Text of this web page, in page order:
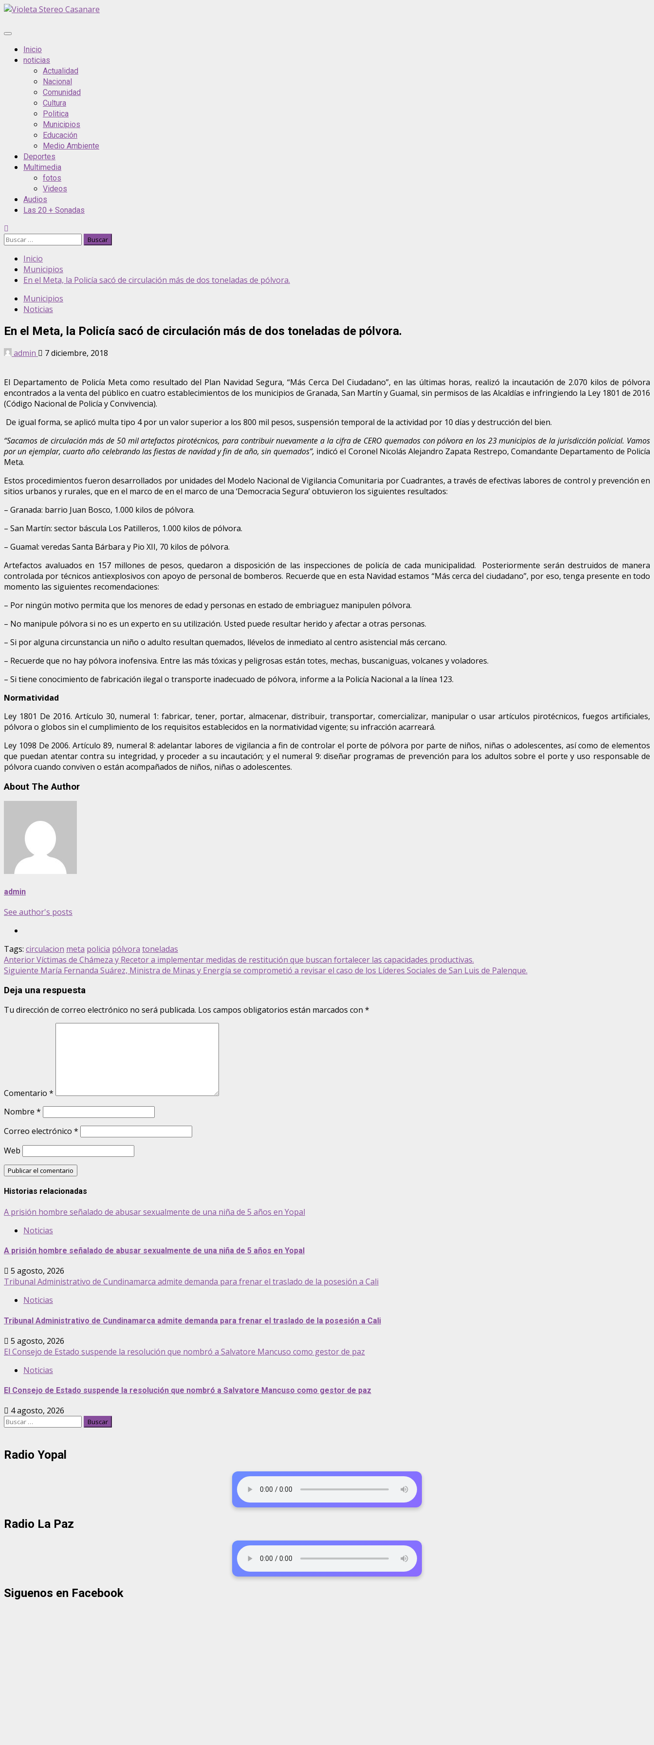
Saltar
contenido
Menú
principalInicio
noticias
Actualidad
Nacional
Comunidad
Cultura
Politica
Municipios
Educación
Medio Ambiente
Deportes
Multimedia
fotos
Videos
Audios
Las 20 + Sonadas
Buscar:
Inicio
Municipios
En el Meta, la Policía sacó de circulación más de dos toneladas de pólvora.
Municipios
Noticias
En el Meta, la Policía sacó de circulación más de dos toneladas de pólvora.
admin 7 diciembre, 2018
El Departamento de Policía Meta como resultado del Plan Navidad Segura, “Más Cerca Del Ciudadano”, en las últimas horas, realizó la incautación de 2.070 kilos de pólvora
encontrados a la venta del público en cuatro establecimientos de los municipios de Granada, San Martín y Guamal, sin permisos de las Alcaldías e infringiendo la Ley 1801 de 2016
(Código Nacional de Policía y Convivencia).
De igual forma, se aplicó multa tipo 4 por un valor superior a los 800 mil pesos, suspensión temporal de la actividad por 10 días y destrucción del bien.
“Sacamos de circulación más de 50 mil artefactos pirotécnicos, para contribuir nuevamente a la cifra de CERO quemados con pólvora en los 23 municipios de la jurisdicción policial. Vamos
por un ejemplar, cuarto año celebrando las fiestas de navidad y fin de año, sin quemados”, indicó el Coronel Nicolás Alejandro Zapata Restrepo, Comandante Departamento de Policía
Meta.
Estos procedimientos fueron desarrollados por unidades del Modelo Nacional de Vigilancia Comunitaria por Cuadrantes, a través de efectivas labores de control y prevención en
sitios urbanos y rurales, que en el marco de en el marco de una ‘Democracia Segura’ obtuvieron los siguientes resultados:
– Granada: barrio Juan Bosco, 1.000 kilos de pólvora.
– San Martín: sector báscula Los Patilleros, 1.000 kilos de pólvora.
– Guamal: veredas Santa Bárbara y Pio XII, 70 kilos de pólvora.
Artefactos avaluados en 157 millones de pesos, quedaron a disposición de las inspecciones de policía de cada municipalidad. Posteriormente serán destruidos de manera
controlada por técnicos antiexplosivos con apoyo de personal de bomberos. Recuerde que en esta Navidad estamos “Más cerca del ciudadano”, por eso, tenga presente en todo
momento las siguientes recomendaciones:
– Por ningún motivo permita que los menores de edad y personas en estado de embriaguez manipulen pólvora.
– No manipule pólvora si no es un experto en su utilización. Usted puede resultar herido y afectar a otras personas.
– Si por alguna circunstancia un niño o adulto resultan quemados, llévelos de inmediato al centro asistencial más cercano.
– Recuerde que no hay pólvora inofensiva. Entre las más tóxicas y peligrosas están totes, mechas, buscaniguas, volcanes y voladores.
– Si tiene conocimiento de fabricación ilegal o transporte inadecuado de pólvora, informe a la Policía Nacional a la línea 123.
Normatividad
Ley 1801 De 2016. Artículo 30, numeral 1: fabricar, tener, portar, almacenar, distribuir, transportar, comercializar, manipular o usar artículos pirotécnicos, fuegos artificiales,
pólvora o globos sin el cumplimiento de los requisitos establecidos en la normatividad vigente; su infracción acarreará.
Ley 1098 De 2006. Artículo 89, numeral 8: adelantar labores de vigilancia a fin de controlar el porte de pólvora por parte de niños, niñas o adolescentes, así como de elementos
que puedan atentar contra su integridad, y proceder a su incautación; y el numeral 9: diseñar programas de prevención para los adultos sobre el porte y uso responsable de
pólvora cuando conviven o están acompañados de niños, niñas o adolescentes.
About The Author
admin
See author's posts
Tags: circulacion meta policia pólvora toneladas
Post
navigation
AnteriorVíctimas de Chámeza y Recetor a implementar medidas de restitución que buscan fortalecer las capacidades productivas.
Siguiente María Fernanda Suárez, Ministra de Minas y Energía se comprometió a revisar el caso de los Líderes Sociales de San Luis de Palenque.
Deja una respuesta
Tu dirección de correo electrónico no será publicada. Los campos obligatorios están marcados con *
Comentario *
Nombre *
Correo electrónico *
Web
Historias relacionadas
A prisión hombre señalado de abusar sexualmente de una niña de 5 años en Yopal
Noticias
A prisión hombre señalado de abusar sexualmente de una niña de 5 años en Yopal
5 agosto, 2026
Tribunal Administrativo de Cundinamarca admite demanda para frenar el traslado de la posesión a Cali
Noticias
Tribunal Administrativo de Cundinamarca admite demanda para frenar el traslado de la posesión a Cali
5 agosto, 2026
El Consejo de Estado suspende la resolución que nombró a Salvatore Mancuso como gestor de paz
Noticias
El Consejo de Estado suspende la resolución que nombró a Salvatore Mancuso como gestor de paz
4 agosto, 2026
Buscar:
Radio Yopal
Radio La Paz
Siguenos en Facebook